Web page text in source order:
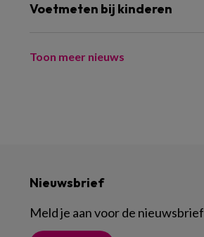
Voetmeten bij kinderen
Toon meer nieuws
Nieuwsbrief
Meld je aan voor de nieuwsbrief